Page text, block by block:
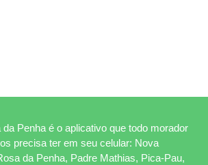
Penha é o aplicativo que todo morador
precisa ter em seu celular: Nova
da Penha, Padre Mathias, Pica-Pau,